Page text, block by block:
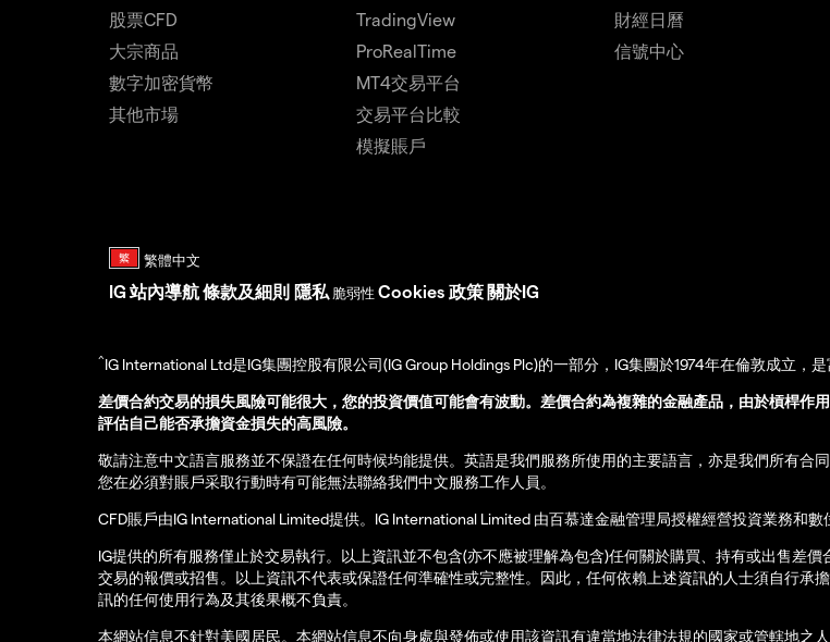
股票CFD
大宗商品
數字加密貨幣
其他市場
TradingView
ProRealTime
MT4交易平台
交易平台比較
模擬賬戶
財經日曆
信號中心
IG 站內導航條款及細則 隱私 脆弱性 Cookies 政策 關於IG
^IG International Ltd是IG集團控股有限公司(IG Group Holdings Plc)的一部分，IG集團於1974年在倫敦成立，
差價合約交易的損失風險可能很大，您的投資價值可能會有波動。差價合約為複雜的金融產品，由於槓桿
評估自己能否承擔資金損失的高風險。
敬請注意中文語言服務並不保證在任何時候均能提供。英語是我們服務所使用的主要語言，亦是我們所有合
您在必須對賬戶采取行動時有可能無法聯絡我們中文服務工作人員。
CFD賬戶由IG International Limited提供。IG International Limited 由百慕達金融管理局授權經營投資業務和數
IG提供的所有服務僅止於交易執行。以上資訊並不包含(亦不應被理解為包含)任何關於購買、持有或出售差
交易的報價或招售。以上資訊不代表或保證任何準確性或完整性。因此，任何依賴上述資訊的人士須自行承
訊的任何使用行為及其後果概不負責。
本網站信息不針對美國居民。本網站信息不向身處與發佈或使用該資訊有違當地法律法規的國家或管轄地之人